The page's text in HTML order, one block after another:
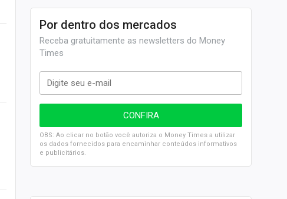
Por dentro dos mercados
Receba gratuitamente as newsletters do Money
Times
OBS: Ao clicar no botão você autoriza o Money Times a utilizar
os dados fornecidos para encaminhar conteúdos informativos
e publicitários.
SELIC em 14%: A repercussão da decisão sobre os JUROS